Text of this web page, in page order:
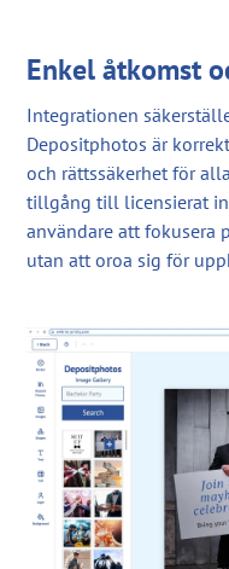
Enkel åtkomst
Integrationen
Depositphotos är
och rättssäkerhet för
tillgång till licensierat
användare att fokusera
utan att oroa sig för